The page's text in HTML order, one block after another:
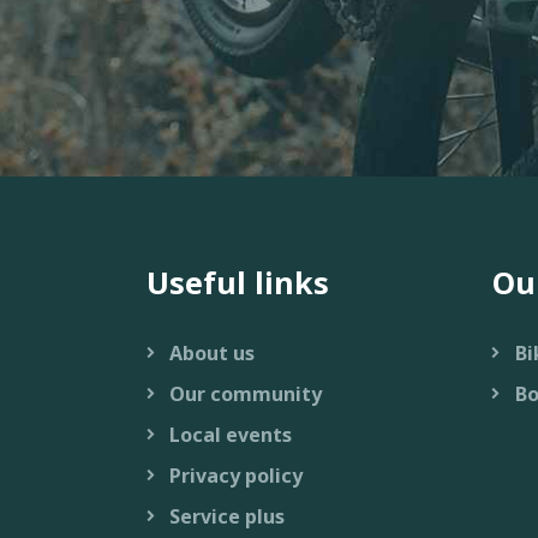
Useful links
About us
Our community
Local events
Privacy policy
Service plus